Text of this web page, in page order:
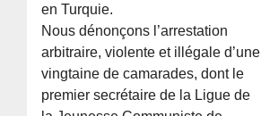
en Turquie.
Nous dénonçons l’arrestation
arbitraire, violente et illégale d’une
vingtaine de camarades, dont le
premier secrétaire de la Ligue de